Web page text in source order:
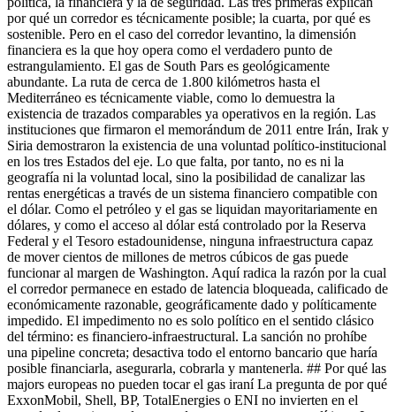
por qué un corredor es técnicamente posible; la cuarta, por qué es
sostenible. Pero en el caso del corredor levantino, la dimensión
financiera es la que hoy opera como el verdadero punto de
estrangulamiento. El gas de South Pars es geológicamente
abundante. La ruta de cerca de 1.800 kilómetros hasta el
Mediterráneo es técnicamente viable, como lo demuestra la
existencia de trazados comparables ya operativos en la región. Las
instituciones que firmaron el memorándum de 2011 entre Irán, Irak y
Siria demostraron la existencia de una voluntad político-institucional
en los tres Estados del eje. Lo que falta, por tanto, no es ni la
geografía ni la voluntad local, sino la posibilidad de canalizar las
rentas energéticas a través de un sistema financiero compatible con
el dólar. Como el petróleo y el gas se liquidan mayoritariamente en
dólares, y como el acceso al dólar está controlado por la Reserva
Federal y el Tesoro estadounidense, ninguna infraestructura capaz
de mover cientos de millones de metros cúbicos de gas puede
funcionar al margen de Washington. Aquí radica la razón por la cual
el corredor permanece en estado de latencia bloqueada, calificado de
económicamente razonable, geográficamente dado y políticamente
impedido. El impedimento no es solo político en el sentido clásico
del término: es financiero-infraestructural. La sanción no prohíbe
una pipeline concreta; desactiva todo el entorno bancario que haría
posible financiarla, asegurarla, cobrarla y mantenerla. ## Por qué las
majors europeas no pueden tocar el gas iraní La pregunta de por qué
ExxonMobil, Shell, BP, TotalEnergies o ENI no invierten en el